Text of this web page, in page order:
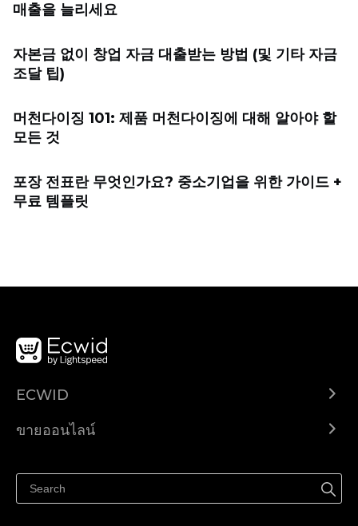
매출을 늘리세요
자본금 없이 창업 자금 대출받는 방법 (및 기타 자금
조달 팁)
머천다이징 101: 제품 머천다이징에 대해 알아야 할
모든 것
포장 전표란 무엇인가요? 중소기업을 위한 가이드 +
무료 템플릿
ECWID
ราคา
ขายออนไลน์
ขายบนเฟสบุ๊ค